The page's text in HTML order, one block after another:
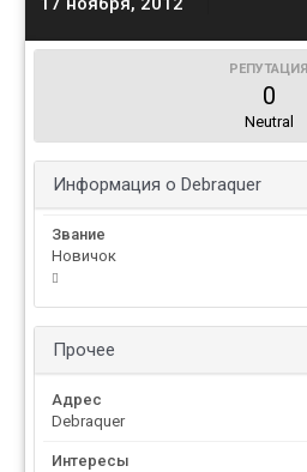
РЕПУТАЦИЯ
0
Neutral
Информация о Debraquer
Звание
Новичок
Прочее
Адрес
Debraquer
Интересы